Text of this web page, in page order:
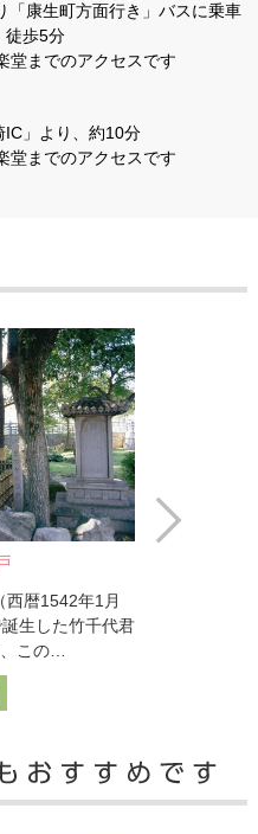
康生町方面行き」バスに乗車
徒歩5分
堂までのアクセスです
IC」より、約10分
堂までのアクセスです
西暦1542年1月
生した竹千代君
、この…